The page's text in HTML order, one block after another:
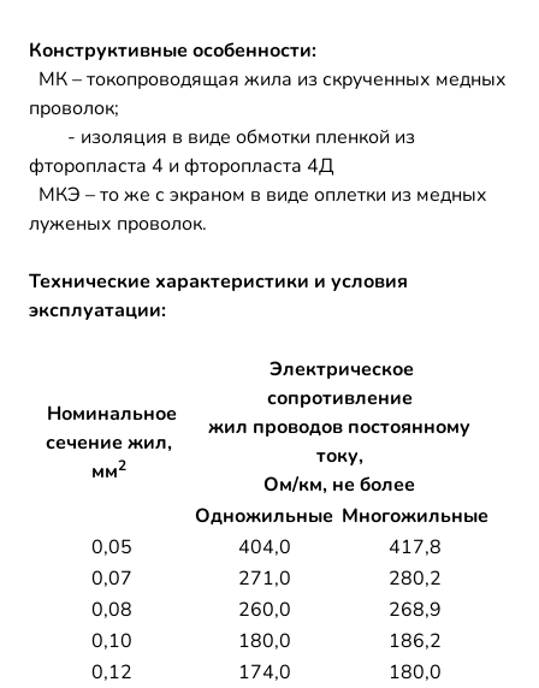
Конструктивные особенности:
МК – токопроводящая жила из скрученных медных
проволок;
- изоляция в виде обмотки пленкой из
фторопласта 4 и фторопласта 4Д
МКЭ – то же с экраном в виде оплетки из медных
луженых проволок.
Технические характеристики и условия
эксплуатации:
Номинальное
сечение жил,
мм2
Электрическое
сопротивление
жил проводов постоянному
току,
Ом/км, не более
Одножильные Многожильные
0,05
404,0
417,8
0,07
271,0
280,2
0,08
260,0
268,9
0,10
180,0
186,2
0,12
174,0
180,0